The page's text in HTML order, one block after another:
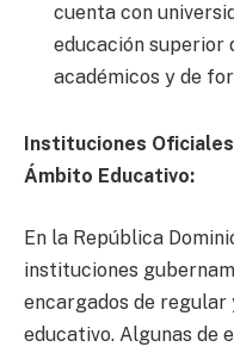
cuenta con
educación superior
académicos y de
Instituciones
Ámbito Educativo:
En la República
instituciones
encargados de
educativo. Algunas de